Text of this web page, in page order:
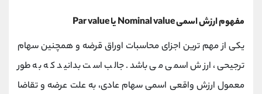
مفهوم ارزش اسمی Nominal value یا Par value
یکی از مهم ترین اجزای محاسبات اوراق قرضه و همچنین سهام
ترجیحی، ارزش اسمی می باشد. جالب است بدانید که به طور
معمول ارزش واقعی اسمی سهام عادی، به علت عرضه و تقاضا